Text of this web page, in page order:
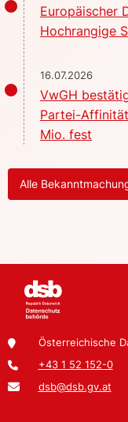
Europäischer
Hochrangige
16.07.2026
VwGH
Partei-
Mio. fest
Alle
Österreichische
+43 1 52 152-0
dsb@dsb.gv.at